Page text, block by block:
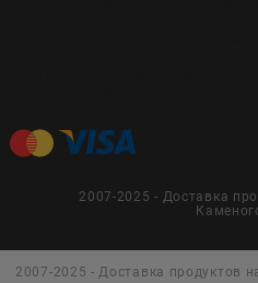
2007-2025 - Доставка
2007-2025 - Доставка продуктов